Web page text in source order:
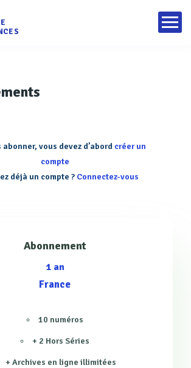
abonner, vous devez d’abord créer un
compte
déjà un compte ? Connectez-vous
Abonnement
1 an
France
10 numéros
+ 2 Hors Séries
+ Archives en ligne illimitées